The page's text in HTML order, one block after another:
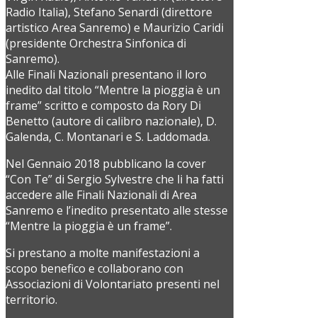
Radio Italia), Stefano Senardi (direttore
artistico Area Sanremo) e Maurizio Caridi
(presidente Orchestra Sinfonica di
Sanremo).
Alle Finali Nazionali presentano il loro
inedito dal titolo “Mentre la pioggia è un
frame” scritto e composto da Rory Di
Benetto (autore di calibro nazionale), D.
Galenda, C. Montanari e S. Laddomada.
Nel Gennaio 2018 pubblicano la cover
“Con Te” di Sergio Sylvestre che li ha fatti
accedere alle Finali Nazionali di Area
Sanremo e l’inedito presentato alle stesse
“Mentre la pioggia è un frame”.
Si prestano a molte manifestazioni a
scopo benefico e collaborano con
Associazioni di Volontariato presenti nel
territorio.